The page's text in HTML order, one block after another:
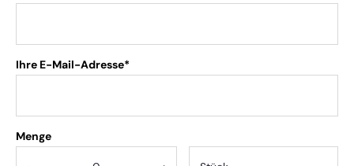
Ihre E-Mail-Adresse*
Menge